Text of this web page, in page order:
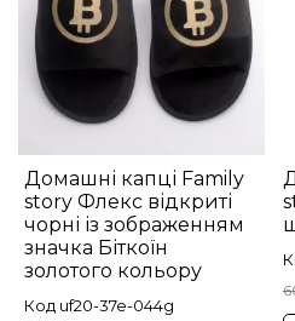
Домашні капці Family
story Флекс відкриті
чорні із зображенням
значка Біткоїн
золотого кольору
Код uf20-37e-044g